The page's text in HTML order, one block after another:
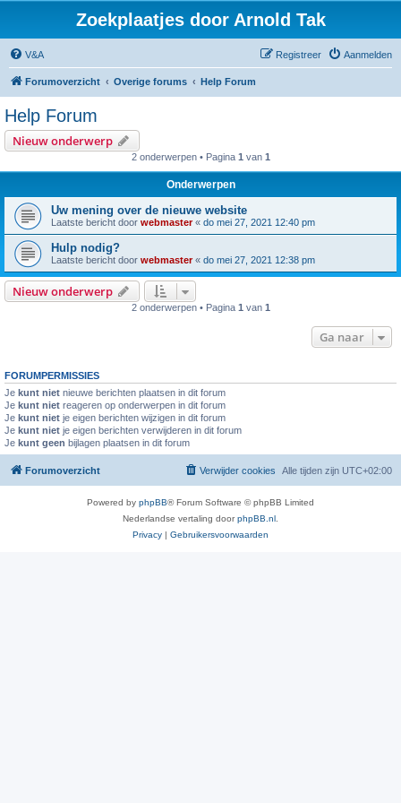
Zoekplaatjes door Arnold Tak
V&A Aanmelden
Registreer
Forumoverzicht Overige forums Help Forum
Help Forum
Nieuw onderwerp
2 onderwerpen • Pagina 1 van 1
Onderwerpen
Uw mening over de nieuwe website
Laatste bericht door webmaster« do mei 27, 2021 12:40 pm
Hulp nodig?
Laatste bericht door webmaster« do mei 27, 2021 12:38 pm
Nieuw onderwerp
2 onderwerpen • Pagina 1 van 1
Ga naar
FORUMPERMISSIES
Je kunt niet nieuwe berichten plaatsen in dit forum
Je kunt niet reageren op onderwerpen in dit forum
Je kunt niet je eigen berichten wijzigen in dit forum
Je kunt niet je eigen berichten verwijderen in dit forum
Je kunt geen bijlagen plaatsen in dit forum
Forumoverzicht Alle tijden zijn UTC+02:00
Verwijder cookies
Powered by phpBB® Forum Software © phpBB Limited
Nederlandse vertaling doorphpBB.nl
Privacy | Gebruikersvoorwaarden